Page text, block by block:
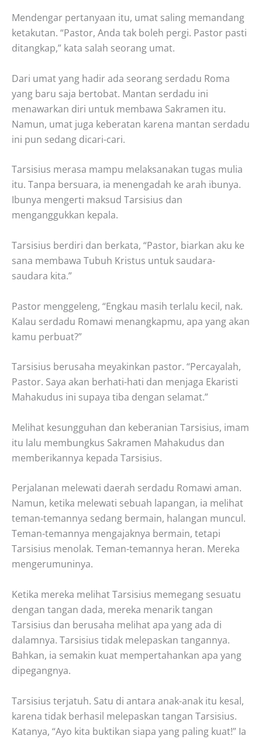
Mendengar pertanyaan itu, umat saling memandang
ketakutan. “Pastor, Anda tak boleh pergi. Pastor pasti
ditangkap,” kata salah seorang umat.
Dari umat yang hadir ada seorang serdadu Roma
yang baru saja bertobat. Mantan serdadu ini
menawarkan diri untuk membawa Sakramen itu.
Namun, umat juga keberatan karena mantan serdadu
ini pun sedang dicari-cari.
Tarsisius merasa mampu melaksanakan tugas mulia
itu. Tanpa bersuara, ia menengadah ke arah ibunya.
Ibunya mengerti maksud Tarsisius dan
menganggukkan kepala.
Tarsisius berdiri dan berkata, “Pastor, biarkan aku ke
sana membawa Tubuh Kristus untuk saudara-
saudara kita.”
Pastor menggeleng, “Engkau masih terlalu kecil, nak.
Kalau serdadu Romawi menangkapmu, apa yang akan
kamu perbuat?”
Tarsisius berusaha meyakinkan pastor. “Percayalah,
Pastor. Saya akan berhati-hati dan menjaga Ekaristi
Mahakudus ini supaya tiba dengan selamat.”
Melihat kesungguhan dan keberanian Tarsisius, imam
itu lalu membungkus Sakramen Mahakudus dan
memberikannya kepada Tarsisius.
Perjalanan melewati daerah serdadu Romawi aman.
Namun, ketika melewati sebuah lapangan, ia melihat
teman-temannya sedang bermain, halangan muncul.
Teman-temannya mengajaknya bermain, tetapi
Tarsisius menolak. Teman-temannya heran. Mereka
mengerumuninya.
Ketika mereka melihat Tarsisius memegang sesuatu
dengan tangan dada, mereka menarik tangan
Tarsisius dan berusaha melihat apa yang ada di
dalamnya. Tarsisius tidak melepaskan tangannya.
Bahkan, ia semakin kuat mempertahankan apa yang
dipegangnya.
Tarsisius terjatuh. Satu di antara anak-anak itu kesal,
karena tidak berhasil melepaskan tangan Tarsisius.
Katanya, “Ayo kita buktikan siapa yang paling kuat!” Ia